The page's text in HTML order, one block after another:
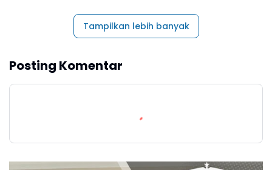
Tampilkan lebih banyak
Posting Komentar